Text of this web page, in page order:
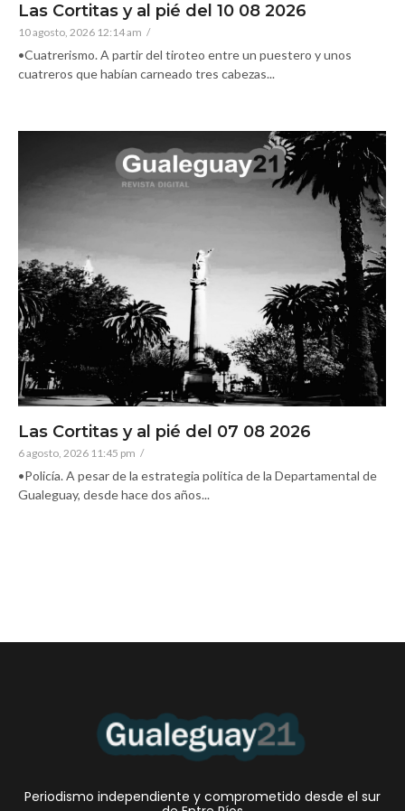
Las Cortitas y al pié del 10 08 2026
10 agosto, 2026 12:14 am /
•Cuatrerismo. A partir del tiroteo entre un puestero y unos
cuatreros que habían carneado tres cabezas...
Las Cortitas y al pié del 07 08 2026
6 agosto, 2026 11:45 pm /
•Policía. A pesar de la estrategia politica de la Departamental de
Gualeguay, desde hace dos años...
Periodismo independiente y comprometido desde el sur